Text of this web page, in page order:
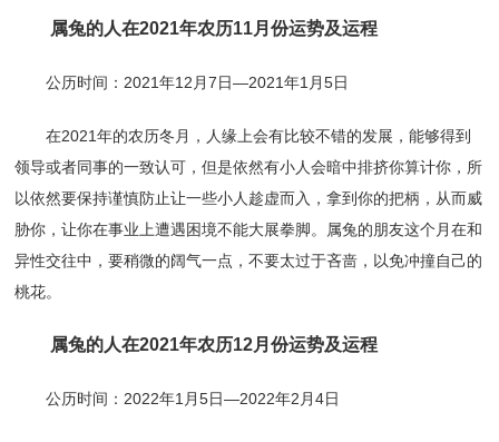
属兔的人在2021年农历11月份运势及运程
公历时间：2021年12月7日—2021年1月5日
在2021年的农历冬月，人缘上会有比较不错的发展，能够得到
领导或者同事的一致认可，但是依然有小人会暗中排挤你算计你，所
以依然要保持谨慎防止让一些小人趁虚而入，拿到你的把柄，从而威
胁你，让你在事业上遭遇困境不能大展拳脚。属兔的朋友这个月在和
异性交往中，要稍微的阔气一点，不要太过于吝啬，以免冲撞自己的
桃花。
属兔的人在2021年农历12月份运势及运程
公历时间：2022年1月5日—2022年2月4日